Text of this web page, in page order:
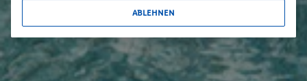
ABLEHNEN